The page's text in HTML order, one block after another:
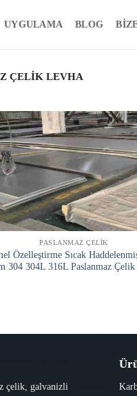
UYGULAMA BLOG
ÇELIK LEVHA
PASLANMAZ ÇELIK
Özelleştirme Sıcak
304 304L 316L Paslanmaz
çelik, galvanizli